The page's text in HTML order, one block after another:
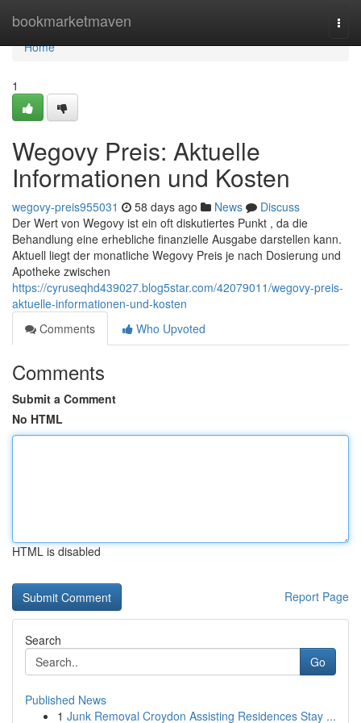
bookmarketmaven
Home
Home
1
Wegovy Preis: Aktuelle
Informationen und Kosten
wegovy-preis955031 58 days ago News
Discuss
Der Wert von Wegovy ist ein oft diskutiertes Punkt , da die
Behandlung eine erhebliche finanzielle Ausgabe darstellen kann.
Aktuell liegt der monatliche Wegovy Preis je nach Dosierung und
Apotheke zwischen
https://cyruseqhd439027.blog5star.com/42079011/wegovy-preis-
aktuelle-informationen-und-kosten
Comments
Who Upvoted
Comments
Submit a Comment
No HTML
HTML is disabled
Report Page
Search
Go
Published News
1 Junk Removal Croydon Assisting Residences Stay ...